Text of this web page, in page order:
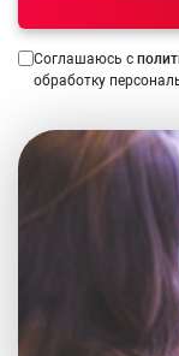
Соглашаюсь с
обработку